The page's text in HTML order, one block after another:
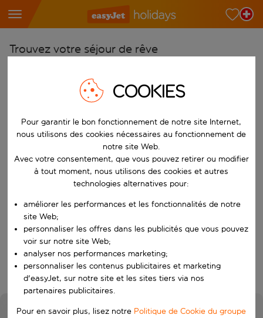
Trouvez votre séjour de rêve
Choisissez votre aéroport
Commencez à taper pour la saisie automatique. Lorsque les
Choisissez votre destination
Vers
Choisissez une date de départ et une date de retour.
Choisissez vos dates
Quand
Rechercher
COOKIES
Pour garantir le bon fonctionnement de notre site Internet,
nous utilisons des cookies nécessaires au fonctionnement de
notre site Web.
Avec votre consentement, que vous pouvez retirer ou modifier
à tout moment, nous utilisons des cookies et autres
technologies alternatives pour:
améliorer les performances et les fonctionnalités de notre
site Web;
personnaliser les offres dans les publicités que vous pouvez
voir sur notre site Web;
analyser nos performances marketing;
personnaliser les contenus publicitaires et marketing
d'easyJet, sur notre site et les sites tiers via nos
partenaires publicitaires.
Pour en savoir plus, lisez notre Politique de Cookie du groupe